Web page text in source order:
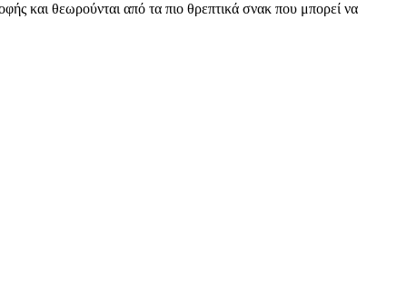
και θεωρούνται από τα πιο θρεπτικά σνακ που μπορεί να